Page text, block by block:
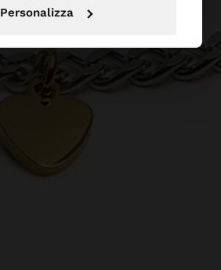
Personalizza